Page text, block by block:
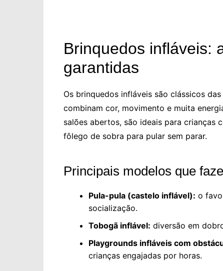
Brinquedos infláveis:
garantidas
Os brinquedos infláveis são clássicos
combinam cor, movimento e muita
salões abertos, são ideais para crianças
fôlego de sobra para pular sem parar.
Principais modelos que
Pula-pula (castelo inflável): o
socialização.
Tobogã inflável: diversão em
Playgrounds infláveis com
crianças engajadas por horas.